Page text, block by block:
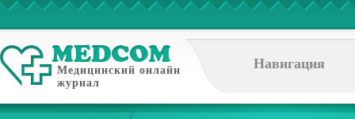
Медицинский онлайн
журнал
Навигация